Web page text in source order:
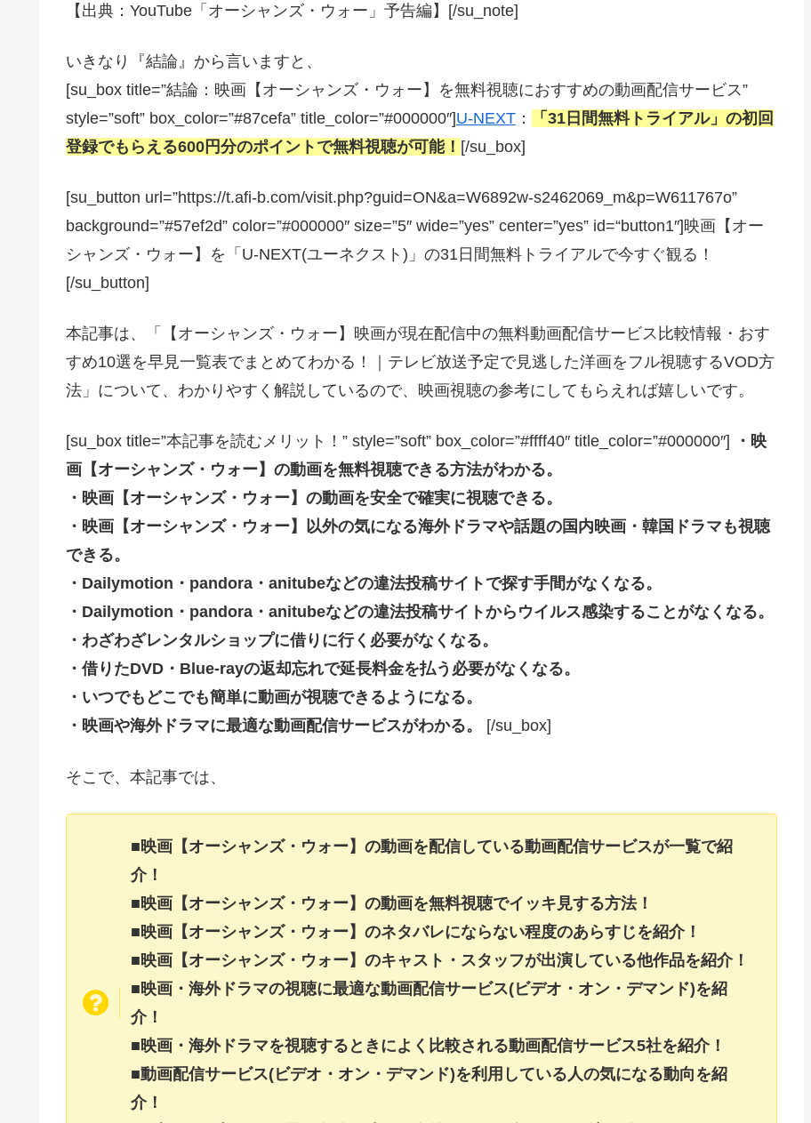
【出典：YouTube「オーシャンズ・ウォー」予告編】[/su_note]
いきなり『結論』から言いますと、
[su_box title=”結論：映画【オーシャンズ・ウォー】を無料視聴におすすめの動画配信サービス”
style=”soft” box_color=”#87cefa” title_color=”#000000″]U-NEXT ：
「31日間無料トライアル」の初回
登録でもらえる600円分のポイントで無料視聴が可能！ [/su_box]
[su_button url=”https://t.afi-b.com/visit.php?guid=ON&a=W6892w-s2462069_m&p=W611767o”
background=”#57ef2d” color=”#000000″ size=”5″ wide=”yes” center=”yes” id=“button1″]映画【オー
シャンズ・ウォー】を「U-NEXT(ユーネクスト)」の31日間無料トライアルで今すぐ観る！
[/su_button]
本記事は、「【オーシャンズ・ウォー】映画が現在配信中の無料動画配信サービス比較情報・おす
すめ10選を早見一覧表でまとめてわかる！｜テレビ放送予定で見逃した洋画をフル視聴するVOD方
法」について、わかりやすく解説しているので、映画視聴の参考にしてもらえれば嬉しいです。
[su_box title=”本記事を読むメリット！” style=”soft” box_color=”#ffff40″ title_color=”#000000″]
・映
画【オーシャンズ・ウォー】の動画を無料視聴できる方法がわかる。
・映画【オーシャンズ・ウォー】の動画を安全で確実に視聴できる。
・映画【オーシャンズ・ウォー】以外の気になる海外ドラマや話題の国内映画・韓国ドラマも視聴
できる。
・Dailymotion・pandora・anitubeなどの違法投稿サイトで探す手間がなくなる。
・Dailymotion・pandora・anitubeなどの違法投稿サイトからウイルス感染することがなくなる。
・わざわざレンタルショップに借りに行く必要がなくなる。
・借りたDVD・Blue-rayの返却忘れで延長料金を払う必要がなくなる。
・いつでもどこでも簡単に動画が視聴できるようになる。
・映画や海外ドラマに最適な動画配信サービスがわかる。
[/su_box]
そこで、本記事では、
■映画【オーシャンズ・ウォー】の動画を配信している動画配信サービスが一覧で紹
介！
■映画【オーシャンズ・ウォー】の動画を無料視聴でイッキ見する方法！
■映画【オーシャンズ・ウォー】のネタバレにならない程度のあらすじを紹介！
■映画【オーシャンズ・ウォー】のキャスト・スタッフが出演している他作品を紹介！
■映画・海外ドラマの視聴に最適な動画配信サービス(ビデオ・オン・デマンド)を紹
介！
■映画・海外ドラマを視聴するときによく比較される動画配信サービス5社を紹介！
■動画配信サービス(ビデオ・オン・デマンド)を利用している人の気になる動向を紹
介！